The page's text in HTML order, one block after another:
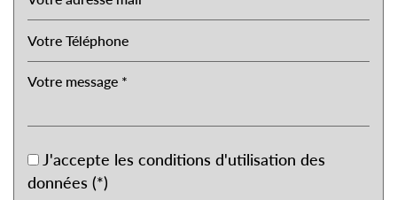
Taxe foncière
15,74 %
Habitants de moins de 25 ans
Habitants de 25 à 55 ans
Familles sans enfant
Familles avec 1 ou 2 enfants
J'accepte les conditions d'utilisation des
données (*)